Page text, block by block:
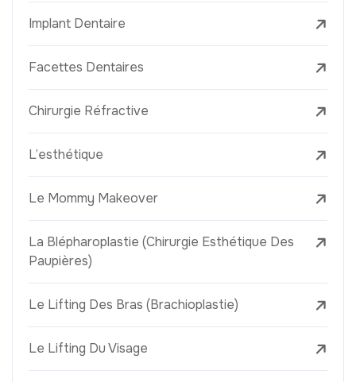
Implant Dentaire
Facettes Dentaires
Chirurgie Réfractive
L’esthétique
Le Mommy Makeover
La Blépharoplastie (Chirurgie Esthétique Des
Paupières)
Le Lifting Des Bras (Brachioplastie)
Le Lifting Du Visage